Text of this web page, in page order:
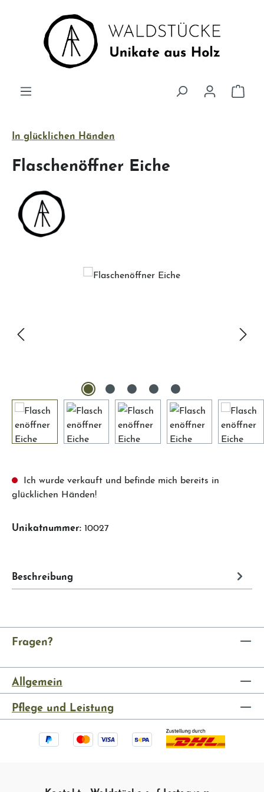
Zum Hauptinhalt springen
In glücklichen Händen
Flaschenöffner Eiche
Bildergalerie überspringen
Ich wurde verkauft und befinde mich bereits in
glücklichen Händen!
Unikatnummer: 10027
Beschreibung
Fragen?
Allgemein
Pflege und Leistung